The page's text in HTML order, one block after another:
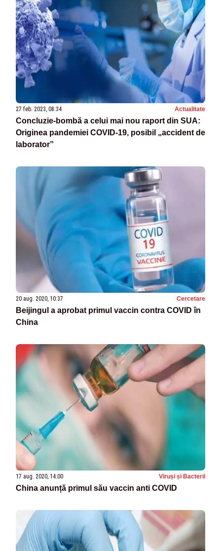
27 feb. 2023, 08:34 Actualitate
Concluzie-bombă a celui mai nou raport din SUA:
Originea pandemiei COVID-19, posibil „accident de
laborator”
20 aug. 2020, 10:37 Cercetare
Beijingul a aprobat primul vaccin contra COVID în
China
17 aug. 2020, 14:00 Viruși și Bacterii
China anunță primul său vaccin anti COVID